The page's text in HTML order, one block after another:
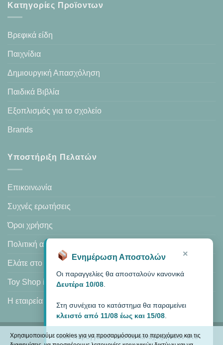
Κατηγορίες Προϊοντων
Βρεφικά είδη
Παιχνίδια
Δημιουργική Απασχόληση
Παιδικά Βιβλία
Εξοπλισμός για το σχολείο
Brands
Υποστήριξη Πελατών
Επικοινωνία
Συχνές ερωτήσεις
Όροι χρήσης
Πολιτική απορρήτου
Ελάτε στο κατάστημά μας
Toy Shop in Heraklion
Η εταιρεία μας
Visa PayPal MasterCard
Cash
×
Ενημέρωση Αποστολών
Οι παραγγελίες θα αποσταλούν κανονικά
Δευτέρα 10/08
Στη συνέχεια το κατάστημα θα παραμείνει
κλειστό από 11/08 έως και 15/08
Νέες παραγγελίες που θα καταχωρηθούν στο
Χρησιμοποιούμε cookies για να προσαρμόσουμε το περιεχόμενο και τις